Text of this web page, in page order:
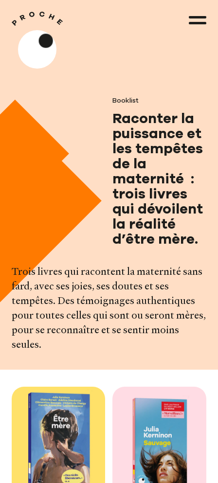
Booklist
Raconter la
puissance et
les tempêtes
de la
maternité :
trois livres
qui dévoilent
la réalité
d’être mère.
Trois livres qui racontent la maternité sans
fard, avec ses joies, ses doutes et ses
tempêtes. Des témoignages authentiques
pour toutes celles qui sont ou seront mères,
pour se reconnaître et se sentir moins
seules.